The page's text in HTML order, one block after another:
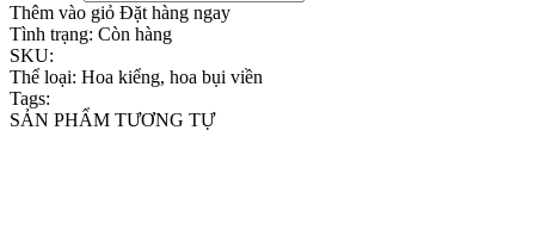
Thêm vào giỏ Đặt hàng ngay
Tình trạng: Còn hàng
SKU:
Thể loại: Hoa kiểng, hoa bụi viền
Tags:
SẢN PHẨM TƯƠNG TỰ